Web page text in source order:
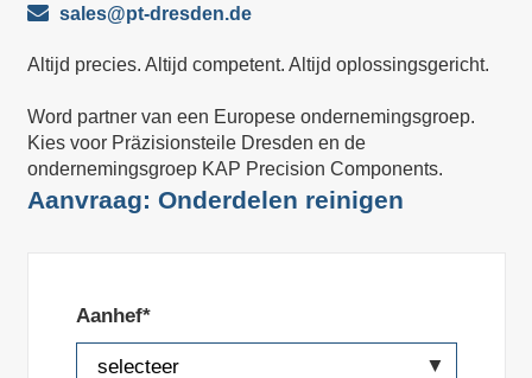
sales@pt-dresden.de
Altijd precies. Altijd competent. Altijd oplossingsgericht.
Word partner van een Europese ondernemingsgroep.
Kies voor Präzisionsteile Dresden en de
ondernemingsgroep KAP Precision Components.
Aanvraag: Onderdelen reinigen
Aanhef*